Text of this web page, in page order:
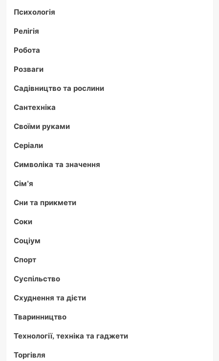
Психологія
Релігія
Робота
Розваги
Садівництво та рослини
Сантехніка
Своїми руками
Серіали
Символіка та значення
Сім'я
Сни та прикмети
Соки
Соціум
Спорт
Суспільство
Схуднення та дієти
Тваринництво
Технології, техніка та гаджети
Торгівля